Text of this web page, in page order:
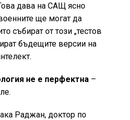
дава на САЩ ясно
ще могат да
събират от този „тестов
бъдещите версии на
не е перфектна –
Раджан, доктор по